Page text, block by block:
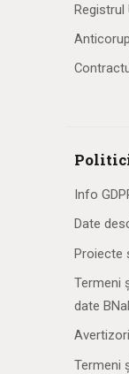
Registrul
Info
Date
Proiecte
Termeni
date
Termeni